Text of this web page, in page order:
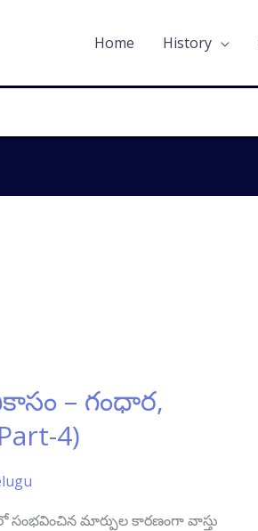
Home History
– గంధార,
4)
మార్పుల కారణంగా వాస్తు